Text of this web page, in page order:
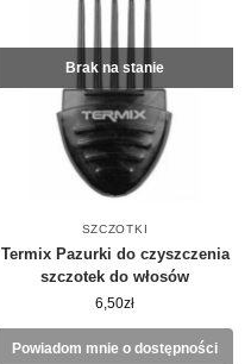
Brak na stanie
SZCZOTKI
Termix Pazurki do czyszczenia
szczotek do włosów
6,50zł
Powiadom mnie o dostępności